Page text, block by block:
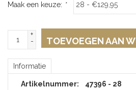
Maak een keuze: *
+
-
TOEVOEGEN AAN
Informatie
Artikelnummer:
47396 - 28